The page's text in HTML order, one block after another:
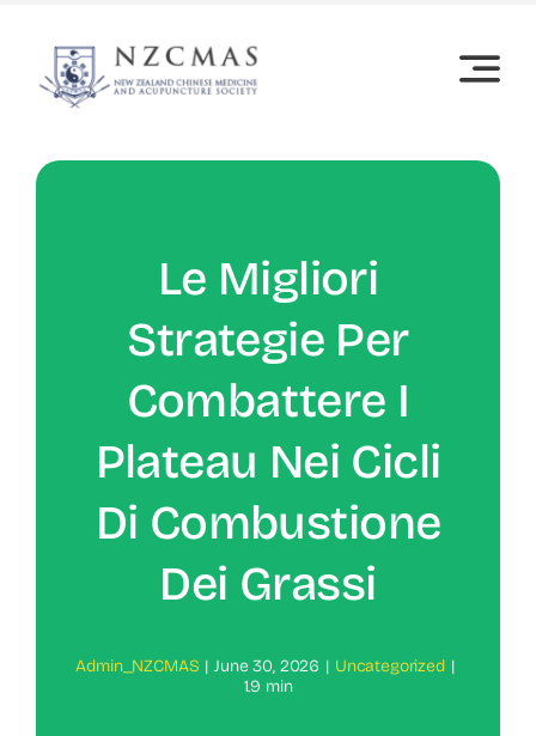
content
Le Migliori
Strategie Per
Combattere I
Plateau Nei Cicli
Di Combustione
Dei Grassi
Admin_NZCMAS | June 30, 2026 | Uncategorized |
1.9 min